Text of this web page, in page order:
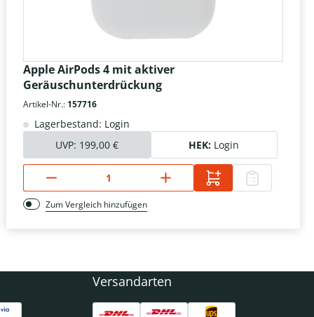
Apple AirPods 4 mit aktiver
Geräuschunterdrückung
Artikel-Nr.: 157716
Lagerbestand: Login
UVP: 199,00 € HEK: Login
Zum Vergleich hinzufügen
Versandarten